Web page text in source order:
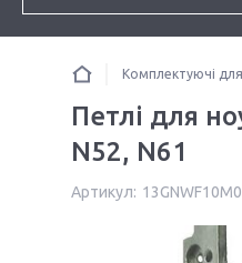
Комплектуючі для
Петлі для
N52, N61
Артикул: